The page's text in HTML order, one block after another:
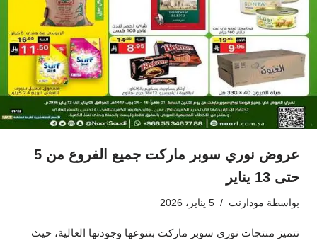
عروض نوري سوبر ماركت جميع الفروع من 5
حتى 13 يناير
بواسطة مودارنت 5 يناير، 2026
تتميز منتجات نوري سوبر ماركت بتنوعها وجودتها العالية، حيث